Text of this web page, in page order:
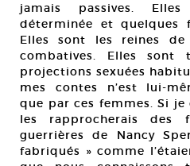
jamais passives.
déterminée et quelques
Elles sont les reines
combatives. Elles
projections sexuées
mes contes n’est lui-
que par ces femmes. Si
les rapprocherais des
guerrières de Nancy
fabriqués » comme